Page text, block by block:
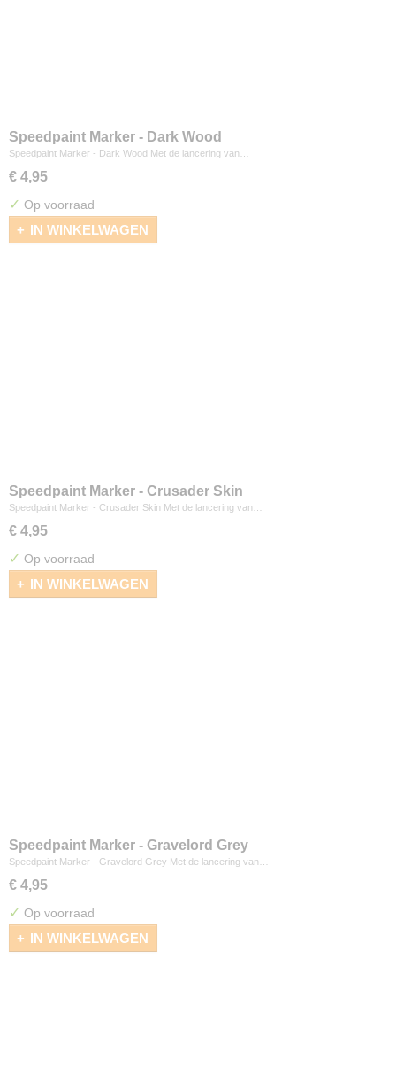
Speedpaint Marker - Dark Wood
Speedpaint Marker - Dark Wood Met de lancering van…
€ 4,95
✓ Op voorraad
IN WINKELWAGEN
Speedpaint Marker - Crusader Skin
Speedpaint Marker - Crusader Skin Met de lancering van…
€ 4,95
✓ Op voorraad
IN WINKELWAGEN
Speedpaint Marker - Gravelord Grey
Speedpaint Marker - Gravelord Grey Met de lancering van…
€ 4,95
✓ Op voorraad
IN WINKELWAGEN